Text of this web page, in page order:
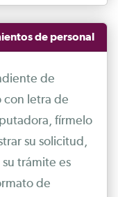
de personal
de
con letra de
fírmelo
su solicitud,
trámite es
de